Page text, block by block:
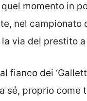
quel momento in
nel campionato
via del prestito
fianco dei
sé, proprio come